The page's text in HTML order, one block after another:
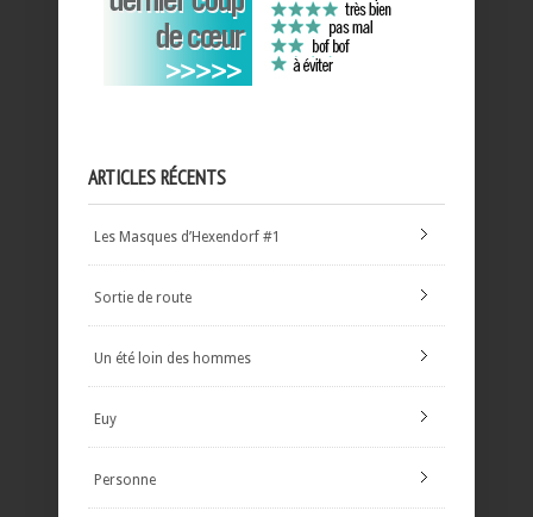
ARTICLES RÉCENTS
Les Masques d’Hexendorf #1
Sortie de route
Un été loin des hommes
Euy
Personne